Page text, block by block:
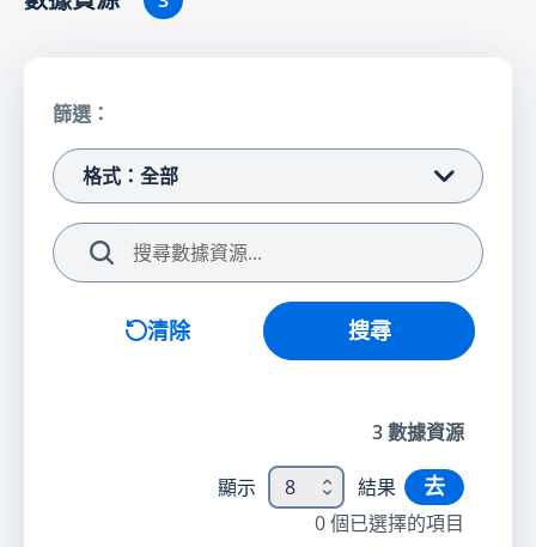
篩選：
格式：全部
清除 搜尋
3數據資源
顯示 8 結果 去
0個已選擇的項目